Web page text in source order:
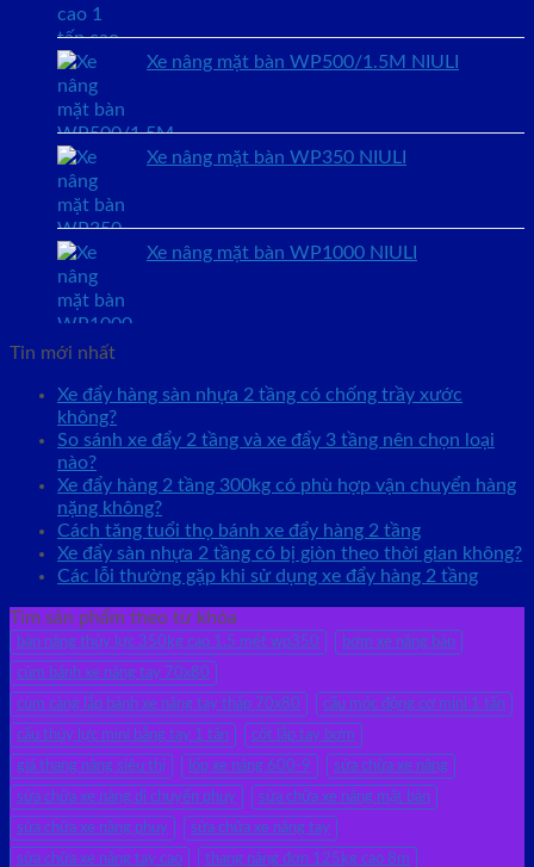
Xe nâng mặt bàn WP500/1.5M NIULI
Xe nâng mặt bàn WP350 NIULI
Xe nâng mặt bàn WP1000 NIULI
Tin mới nhất
Xe đẩy hàng sàn nhựa 2 tầng có chống trầy xước
không?
So sánh xe đẩy 2 tầng và xe đẩy 3 tầng nên chọn loại
nào?
Xe đẩy hàng 2 tầng 300kg có phù hợp vận chuyển hàng
nặng không?
Cách tăng tuổi thọ bánh xe đẩy hàng 2 tầng
Xe đẩy sàn nhựa 2 tầng có bị giòn theo thời gian không?
Các lỗi thường gặp khi sử dụng xe đẩy hàng 2 tầng
Tìm sản phẩm theo từ khóa
bàn nâng thủy lực 350kg cao 1.5 mét wp350 bơm xe nâng bàn
cùm bánh xe nâng tay 70x80
cùm càng lắp bánh xe nâng tay thấp 70x80 cẩu móc động cơ mini 1 tấn
cẩu thủy lực mini bằng tay 1 tấn cốt lắp tay bơm
giá thang nâng siêu thị lốp xe nâng 600-9 sửa chữa xe nâng
sửa chữa xe nâng di chuyển phuy sửa chữa xe nâng mặt bàn
sửa chữa xe nâng phuy sửa chữa xe nâng tay
sửa chữa xe nâng tay cao thang nâng đơn 125kg cao 8m